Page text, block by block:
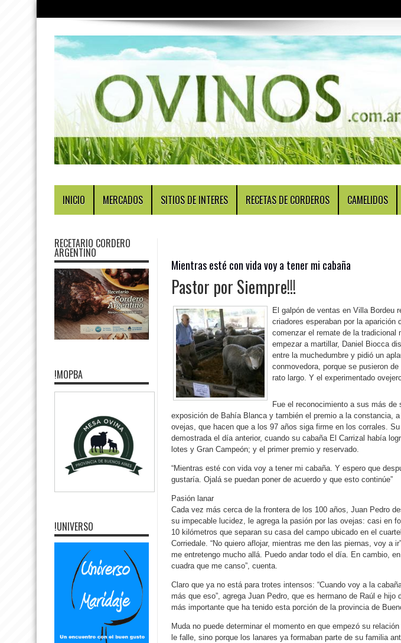
INICIO MERCADOS SITIOS DE INTERES RECETAS DE CORDEROS CAMELIDOS
Mientras esté con vida voy a tener mi cabaña
Pastor por Siempre!!!
El galpón de ventas en Villa Bordeu
criadores esperaban por la aparición
comenzar el remate de la tradicional
empezar a martillar, Daniel Biocca
entre la muchedumbre y pidió un
conmovedora, porque se pusieron
rato largo. Y el experimentado
Fue el reconocimiento a sus más
exposición de Bahía Blanca y también el premio a la constancia,
ovejas, que hacen que a los 97 años siga firme en los corrales.
demostrada el día anterior, cuando su cabaña El Carrizal había
lotes y Gran Campeón; y el primer premio y reservado.
“Mientras esté con vida voy a tener mi cabaña. Y espero que
gustaría. Ojalá se puedan poner de acuerdo y que esto continúe”
Pasión lanar
Cada vez más cerca de la frontera de los 100 años, Juan Pedro
su impecable lucidez, le agrega la pasión por las ovejas: casi en
10 kilómetros que separan su casa del campo ubicado en el
Corriedale. “No quiero aflojar, mientras me den las piernas, voy a
me entretengo mucho allá. Puedo andar todo el día. En cambio,
cuadra que me canso”, cuenta.
Claro que ya no está para trotes intensos: “Cuando voy a la
más que eso”, agrega Juan Pedro, que es hermano de Raúl e
más importante que ha tenido esta porción de la provincia de
Muda no puede determinar el momento en que empezó su
le falle, sino porque los lanares ya formaban parte de su familia
RECETARIO CORDERO
ARGENTINO
!MOPBA
!UNIVERSO